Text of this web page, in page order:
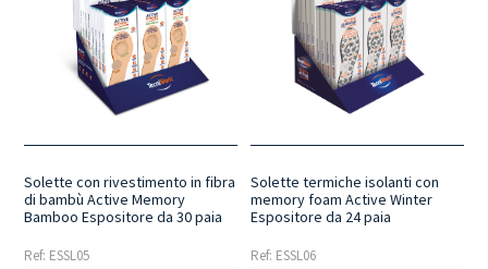
Solette con rivestimento in fibra
di bambù Active Memory
Bamboo Espositore da 30 paia
Ref: ESSL05
Solette termiche isolanti con
memory foam Active Winter
Espositore da 24 paia
Ref: ESSL06